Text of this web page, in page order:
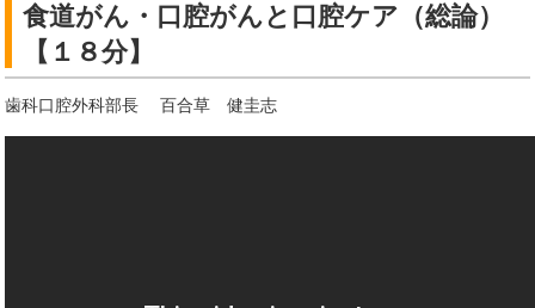
食道がん・口腔がんと口腔ケア（総論）
【１８分】
歯科口腔外科部長 百合草 健圭志